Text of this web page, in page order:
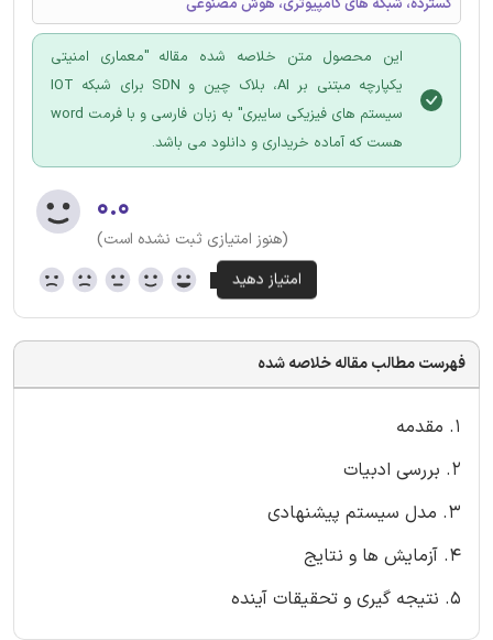
این محصول متن خلاصه شده مقاله "معماری امنیتی
یکپارچه مبتنی بر AI، بلاک چین و SDN برای شبکه IOT
سیستم های فیزیکی سایبری" به زبان فارسی و با فرمت word
هست که آماده خریداری و دانلود می باشد.
۰.۰
(هنوز امتیازی ثبت نشده است)
فهرست مطالب مقاله خلاصه شده
۱. مقدمه
۲. بررسی ادبیات
۳. مدل سیستم پیشنهادی
۴. آزمایش ها و نتایج
۵. نتیجه گیری و تحقیقات آینده